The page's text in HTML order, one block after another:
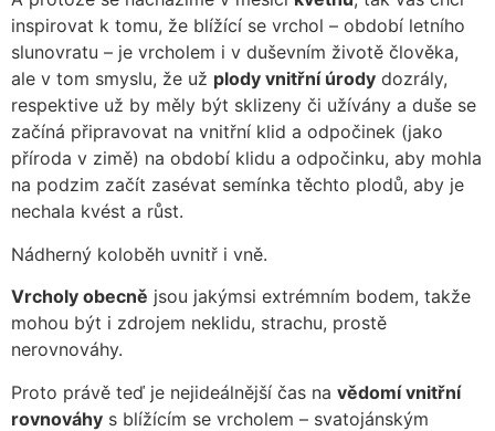
inspirovat k tomu, že blížící se vrchol – období letního
slunovratu – je vrcholem i v duševním životě člověka,
ale v tom smyslu, že už plody vnitřní úrody dozrály,
respektive už by měly být sklizeny či užívány a duše se
začíná připravovat na vnitřní klid a odpočinek (jako
příroda v zimě) na období klidu a odpočinku, aby mohla
na podzim začít zasévat semínka těchto plodů, aby je
nechala kvést a růst.
Nádherný koloběh uvnitř i vně.
Vrcholy obecně jsou jakýmsi extrémním bodem, takže
mohou být i zdrojem neklidu, strachu, prostě
nerovnováhy.
Proto právě teď je nejideálnější čas na vědomí vnitřní
rovnováhy s blížícím se vrcholem – svatojánským